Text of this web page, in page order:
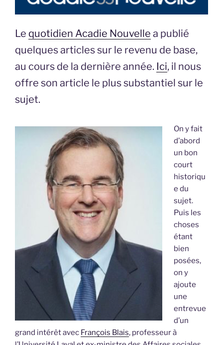
Le quotidien Acadie Nouvelle a publié
quelques articles sur le revenu de base,
au cours de la dernière année. Ici, il nous
offre son article le plus substantiel sur le
sujet.
On y fait
d’abord
un bon
court
historiqu
e du
sujet.
Puis les
choses
étant
bien
posées,
on y
ajoute
une
entrevue
d’un
grand intérêt avec François Blais, professeur à